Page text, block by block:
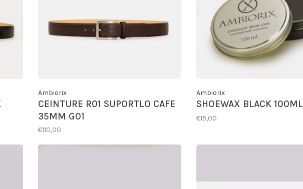
Ambiorix
CEINTURE R01 SUPORTLO CAFE
35MM G01
€110,00
Ambiorix
SHOEWAX BLACK 100ML
€15,00